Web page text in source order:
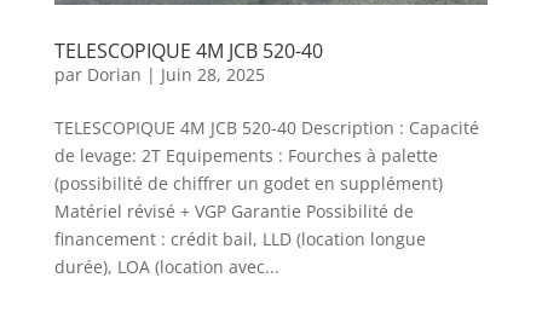
TELESCOPIQUE 4M JCB 520-40
par Dorian | Juin 28, 2025
TELESCOPIQUE 4M JCB 520-40 Description : Capacité
de levage: 2T Equipements : Fourches à palette
(possibilité de chiffrer un godet en supplément)
Matériel révisé + VGP Garantie Possibilité de
financement : crédit bail, LLD (location longue
durée), LOA (location avec...